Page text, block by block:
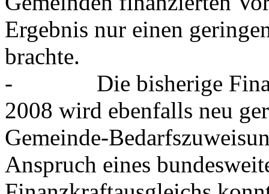
Ergebnis nur einen
brachte.
- Die bisherige
2008 wird ebenfalls neu
Gemeinde-
Anspruch eines